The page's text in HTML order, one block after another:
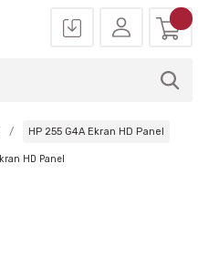
HP 255 G4A Ekran HD Panel